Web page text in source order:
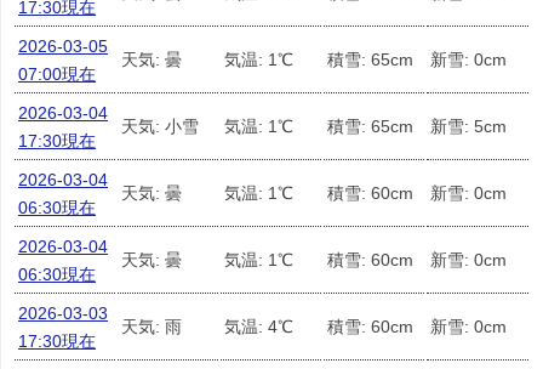
17:30現在
2026-03-05
07:00現在
天気: 曇 気温: 1℃ 積雪: 65cm 新雪: 0cm
2026-03-04
17:30現在
天気: 小雪 気温: 1℃ 積雪: 65cm 新雪: 5cm
2026-03-04
06:30現在
天気: 曇 気温: 1℃ 積雪: 60cm 新雪: 0cm
2026-03-04
06:30現在
天気: 曇 気温: 1℃ 積雪: 60cm 新雪: 0cm
2026-03-03
17:30現在
天気: 雨 気温: 4℃ 積雪: 60cm 新雪: 0cm